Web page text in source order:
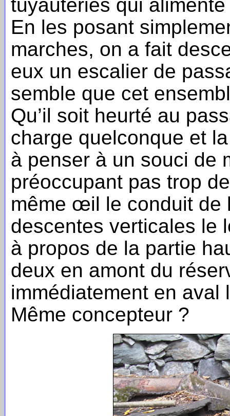
tuyauteries qui
En les posant
marches, on a fait
eux un escalier de
semble que cet
Qu’il soit heurté au
charge quelconque et
à penser à un souci de
préoccupant pas trop
même œil le conduit de
descentes verticales le
à propos de la partie
deux en amont du
immédiatement en
Même concepteur ?